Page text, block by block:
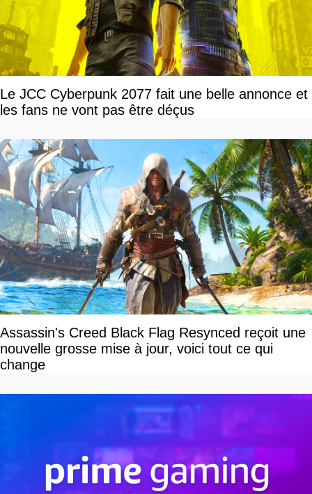
Le JCC Cyberpunk 2077 fait une belle annonce et
les fans ne vont pas être déçus
Assassin's Creed Black Flag Resynced reçoit une
nouvelle grosse mise à jour, voici tout ce qui
change